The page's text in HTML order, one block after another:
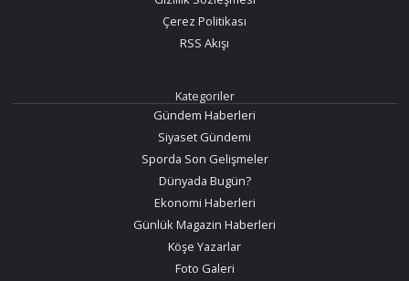
Çerez Politikası
RSS Akışı
Kategoriler
Gündem Haberleri
Siyaset Gündemi
Sporda Son Gelişmeler
Dünyada Bugün?
Ekonomi Haberleri
Günlük Magazin Haberleri
Köşe Yazarlar
Foto Galeri